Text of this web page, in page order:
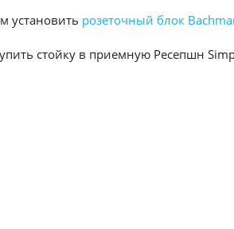
установить розеточный блок
стойку в приемную Ресепшн